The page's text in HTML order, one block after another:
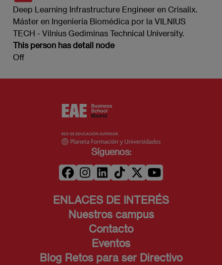
Deep Learning Infrastructure Engineer en Crisalix.
Máster en Ingeniería Biomédica por la VILNIUS
TECH - Vilnius Gediminas Technical University.
This person has detail node
Off
Síguenos:
ENLACES DE INTERÉS
Nuestros campus
Contacto
Eventos
Blog Retos para ser Directivo